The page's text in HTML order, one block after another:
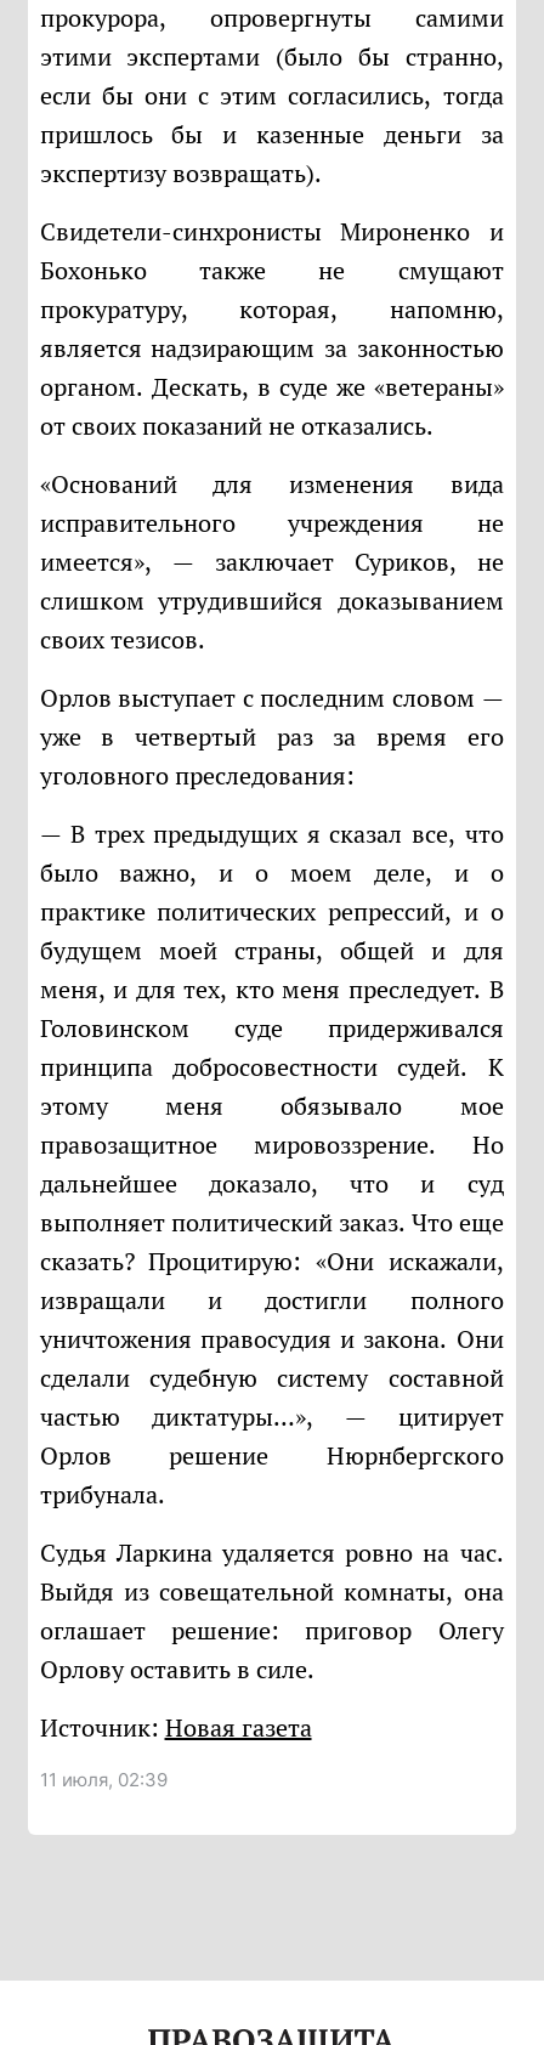
прокурора, опровергнуты самими
этими экспертами (было бы странно,
если бы они с этим согласились, тогда
пришлось бы и казенные деньги за
экспертизу возвращать).
Свидетели-синхронисты Мироненко и
Бохонько также не смущают
прокуратуру, которая, напомню,
является надзирающим за законностью
органом. Дескать, в суде же «ветераны»
от своих показаний не отказались.
«Оснований для изменения вида
исправительного учреждения не
имеется», — заключает Суриков, не
слишком утрудившийся доказыванием
своих тезисов.
Орлов выступает с последним словом —
уже в четвертый раз за время его
уголовного преследования:
— В трех предыдущих я сказал все, что
было важно, и о моем деле, и о
практике политических репрессий, и о
будущем моей страны, общей и для
меня, и для тех, кто меня преследует. В
Головинском суде придерживался
принципа добросовестности судей. К
этому меня обязывало мое
правозащитное мировоззрение. Но
дальнейшее доказало, что и суд
выполняет политический заказ. Что еще
сказать? Процитирую: «Они искажали,
извращали и достигли полного
уничтожения правосудия и закона. Они
сделали судебную систему составной
частью диктатуры…», — цитирует
Орлов решение Нюрнбергского
трибунала.
Судья Ларкина удаляется ровно на час.
Выйдя из совещательной комнаты, она
оглашает решение: приговор Олегу
Орлову оставить в силе.
Источник: Новая газета
11 июля, 02:39